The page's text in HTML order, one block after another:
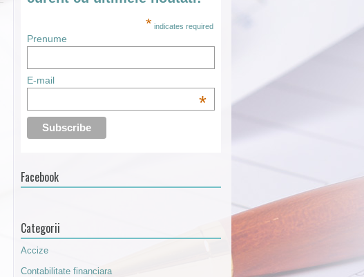
* indicates required
Prenume
E-mail
*
Facebook
Categorii
Accize
Contabilitate financiara